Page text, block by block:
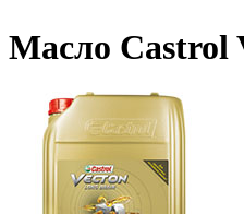
Масло Castrol